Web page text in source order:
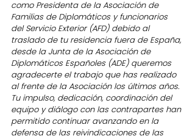
como Presidenta de la Asociación de
Familias de Diplomáticos y funcionarios
del Servicio Exterior (AFD) debido al
traslado de tu residencia fuera de España,
desde la Junta de la Asociación de
Diplomáticos Españoles (ADE) queremos
agradecerte el trabajo que has realizado
al frente de la Asociación los últimos años.
Tu impulso, dedicación, coordinación del
equipo y diálogo con las contrapartes han
permitido continuar avanzando en la
defensa de las reivindicaciones de las